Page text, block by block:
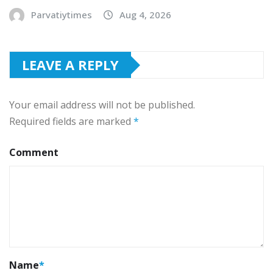
Parvatiytimes Aug 4, 2026
LEAVE A REPLY
Your email address will not be published.
Required fields are marked *
Comment
Name*